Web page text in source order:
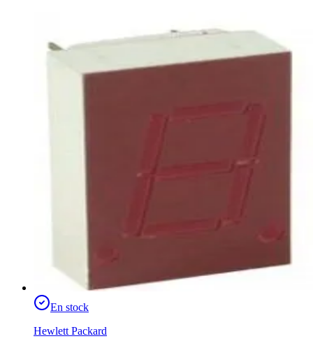
En stock
Hewlett Packard